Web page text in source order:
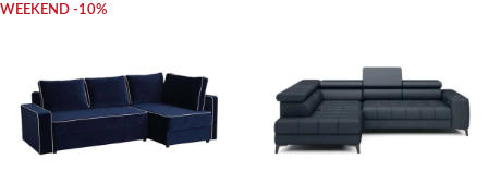
WEEKEND -10%